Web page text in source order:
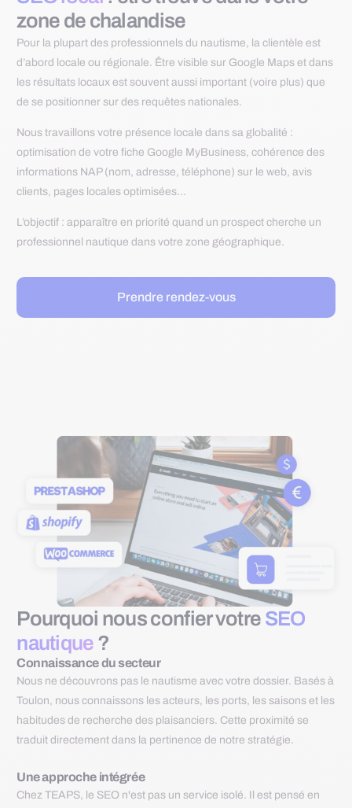
zone de chalandise
Pour la plupart des professionnels du nautisme, la clientèle est
d’abord locale ou régionale. Être visible sur Google Maps et dans
les résultats locaux est souvent aussi important (voire plus) que
de se positionner sur des requêtes nationales.
Nous travaillons votre présence locale dans sa globalité :
optimisation de votre fiche Google MyBusiness, cohérence des
informations NAP (nom, adresse, téléphone) sur le web, avis
clients, pages locales optimisées…
L’objectif : apparaître en priorité quand un prospect cherche un
professionnel nautique dans votre zone géographique.
Prendre rendez-vous
Pourquoi nous confier votre SEO
nautique ?
Connaissance du secteur
Nous ne découvrons pas le nautisme avec votre dossier. Basés à
Toulon, nous connaissons les acteurs, les ports, les saisons et les
habitudes de recherche des plaisanciers. Cette proximité se
traduit directement dans la pertinence de notre stratégie.
Une approche intégrée
Chez TEAPS, le SEO n'est pas un service isolé. Il est pensé en